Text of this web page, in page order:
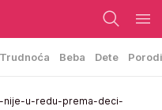
Trudnoća Beba Dete
nije-u-redu-prema-deci-